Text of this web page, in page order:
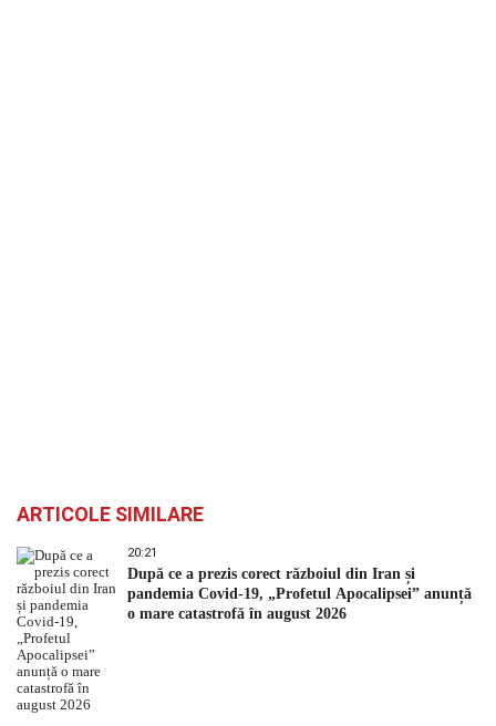
ARTICOLE SIMILARE
20:21
După ce a prezis corect războiul din Iran și
pandemia Covid-19, „Profetul Apocalipsei” anunță
o mare catastrofă în august 2026